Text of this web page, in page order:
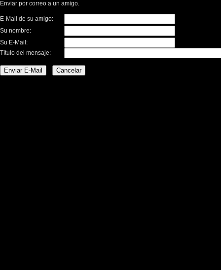
Enviar por correo a un amigo.
E-Mail de su amigo:
Su nombre:
Su E-Mail:
Título del mensaje: